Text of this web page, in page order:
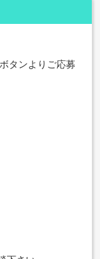
タンよりご応募